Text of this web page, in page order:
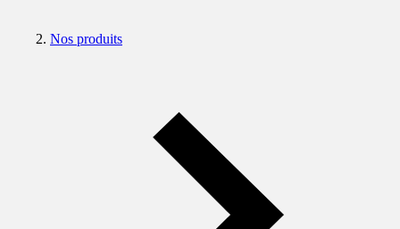
Nos produits